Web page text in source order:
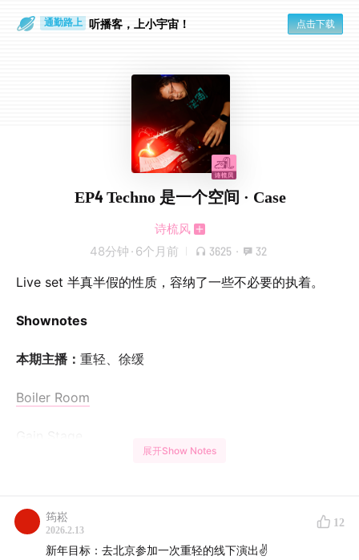
通勤路上 听播客，上小宇宙！ 点击下载
EP4 Techno 是一个空间 · Case
诗梳风
48分钟 · 6个月前 3625 · 32
Live set 半真半假的性质，容纳了一些不必要的执着。
Shownotes
本期主播： 重轻、徐缓
Boiler Room
Sound system
PILLBOX 碉堡
展开Show Notes
筠崧
2026.2.13
12
新年目标：去北京参加一次重轻的线下演出✌️